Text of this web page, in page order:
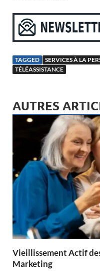
TAGGED SERVICES À LA
TÉLÉASSISTANCE
AUTRES
Vieillissement Actif
Marketing